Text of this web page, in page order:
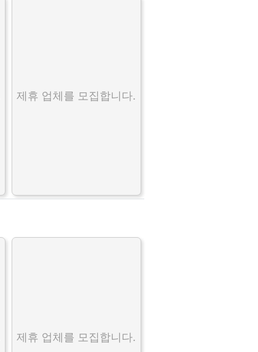
제휴 업체를 모집합니다.
제휴 업체를 모집합니다.